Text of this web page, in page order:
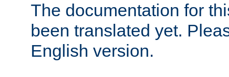
The documentation for
been translated yet.
English version.